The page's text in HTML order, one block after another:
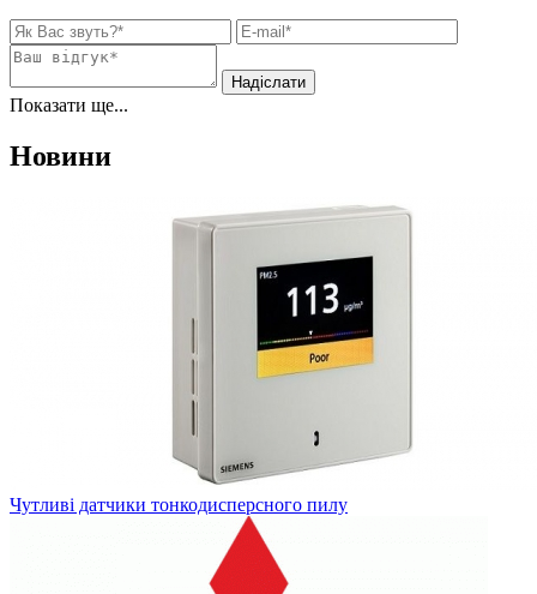
Показати ще...
Новини
Чутливі датчики тонкодисперсного пилу